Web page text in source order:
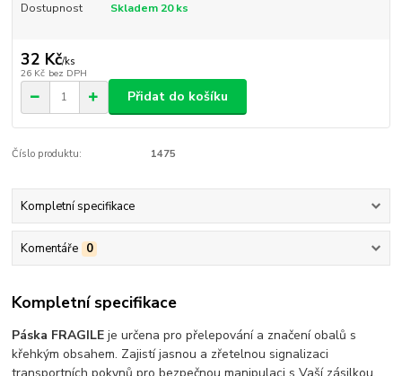
Dostupnost Skladem 20 ks
32 Kč/ks
26 Kč bez DPH
Přidat do košíku
Číslo produktu: 1475
Kompletní specifikace
Komentáře 0
Kompletní specifikace
Páska FRAGILEje určena pro přelepování a značení obalů s
křehkým obsahem. Zajistí jasnou a zřetelnou signalizaci
transportních pokynů pro bezpečnou manipulaci s Vaší zásilkou.